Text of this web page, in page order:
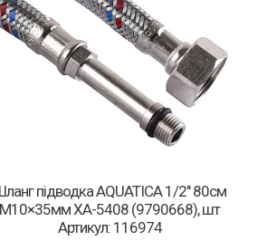
підводка AQUATICA 1/2″ 80см
М10×35мм XA-5408 (9790668), шт
Артикул: 116974